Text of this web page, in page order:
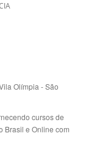
Olímpia - São
cursos de
Brasil e Online com